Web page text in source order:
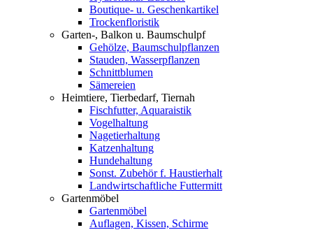
Boutique- u. Geschenkartikel
Trockenfloristik
Garten-, Balkon u. Baumschulpf
Gehölze, Baumschulpflanzen
Stauden, Wasserpflanzen
Schnittblumen
Sämereien
Heimtiere, Tierbedarf, Tiernah
Fischfutter, Aquaraistik
Vogelhaltung
Nagetierhaltung
Katzenhaltung
Hundehaltung
Sonst. Zubehör f. Haustierhalt
Landwirtschaftliche Futtermitt
Gartenmöbel
Gartenmöbel
Auflagen, Kissen, Schirme